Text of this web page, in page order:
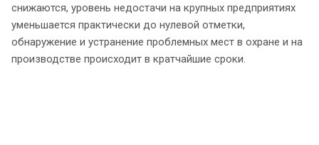
снижаются, уровень недостачи на крупных предприятиях
уменьшается практически до нулевой отметки,
обнаружение и устранение проблемных мест в охране и на
производстве происходит в кратчайшие сроки.